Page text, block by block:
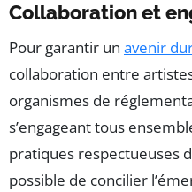
Collaboration et
Pour garantir un avenir
collaboration entre
organismes de
s’engageant tous
pratiques respectueuses
possible de concilier